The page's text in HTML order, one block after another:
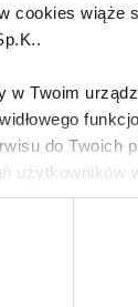
cookies wiąże
w Twoim
do Twoich
użytkowników
czyli
o sposobie, w